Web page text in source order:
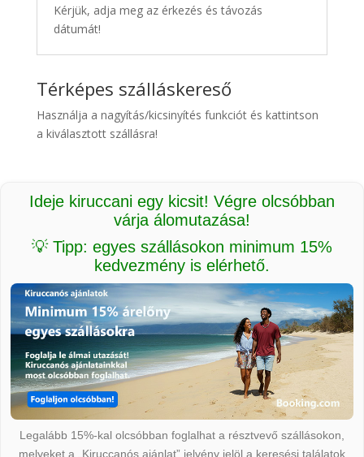
Kérjük, adja meg az érkezés és távozás
dátumát!
Térképes szálláskereső
Használja a nagyítás/kicsinyítés funkciót és kattintson
a kiválasztott szállásra!
Ideje kiruccani egy kicsit! Végre olcsóbban
várja álomutazása!
💡 Tipp: egyes szállásokon minimum 15%
kedvezmény is elérhető.
Legalább 15%-kal olcsóbban foglalhat a résztvevő szállásokon,
melyeket a „Kiruccanós ajánlat” jelvény jelöl a keresési találatok